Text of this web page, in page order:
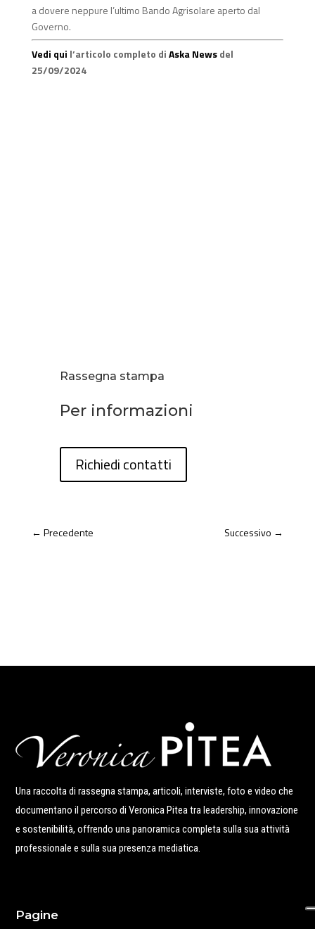
a dovere neppure l’ultimo Bando Agrisolare aperto dal
Governo.
Vedi qui l’articolo completo diAska Newsdel
25/09/2024
Rassegna stampa
Per informazioni
Richiedi contatti
← Precedente Successivo →
Una raccolta di rassegna stampa, articoli, interviste, foto e video che
documentano il percorso di Veronica Pitea tra leadership, innovazione
e sostenibilità, offrendo una panoramica completa sulla sua attività
professionale e sulla sua presenza mediatica.
Pagine